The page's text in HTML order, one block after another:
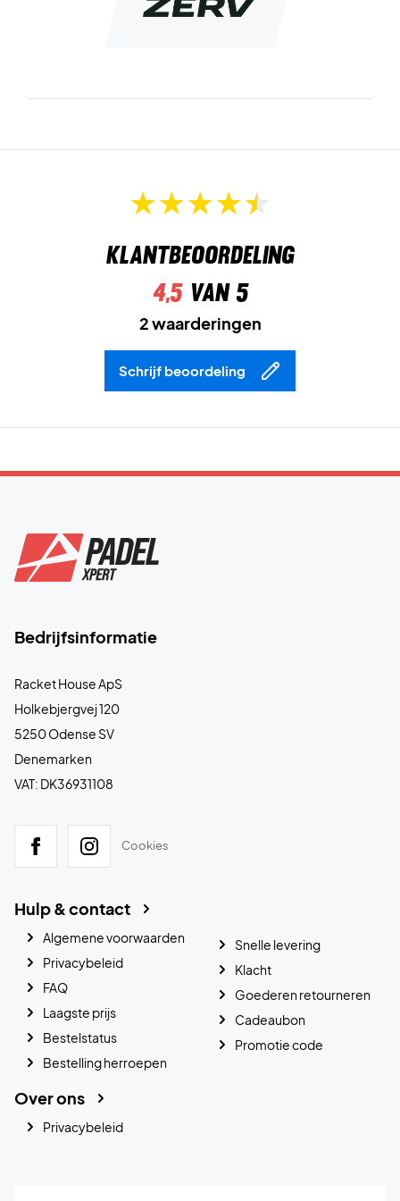
Klantbeoordeling
4,5van 5
2 waarderingen
Schrijf beoordeling
Bedrijfsinformatie
Racket House ApS
Holkebjergvej 120
5250 Odense SV
Denemarken
VAT: DK36931108
Cookies
Hulp & contact
Algemene voorwaarden
Privacybeleid
FAQ
Laagste prijs
Bestelstatus
Bestelling herroepen
Snelle levering
Klacht
Goederen retourneren
Cadeaubon
Promotie code
Over ons
Privacybeleid